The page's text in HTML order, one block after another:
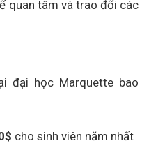
quan tâm và trao đổi các
đại học Marquette bao
cho sinh viên năm nhất